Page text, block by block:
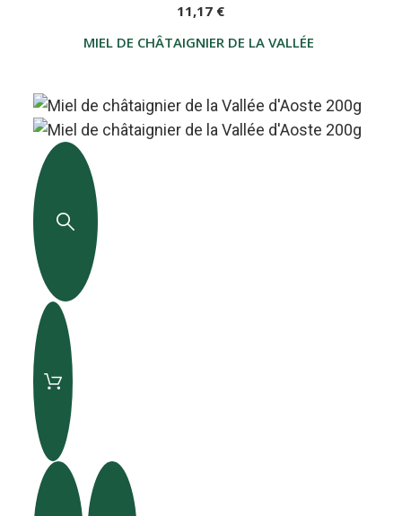
MIEL DE CHÂTAIGNIER DE LA VALLÉE D'AOSTE
11,17 €